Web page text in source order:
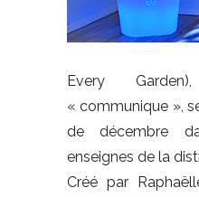
Every
« communique »,
de décembre
enseignes de la
Créé par